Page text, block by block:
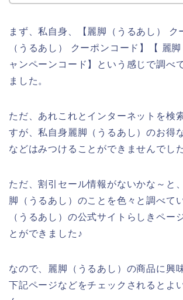
まず、私自身、【麗脚（うるあし） ク
（うるあし） クーポンコード】【 麗
ャンペーンコード】という感じで調べ
ました。
ただ、あれこれとインターネットを検
すが、私自身麗脚（うるあし）のお得
などはみつけることができませんでし
ただ、割引セール情報がないかな～と
脚（うるあし）のことを色々と調べて
（うるあし）の公式サイトらしきペー
とができました♪
なので、麗脚（うるあし）の商品に興
下記ページなどをチェックされるとよ